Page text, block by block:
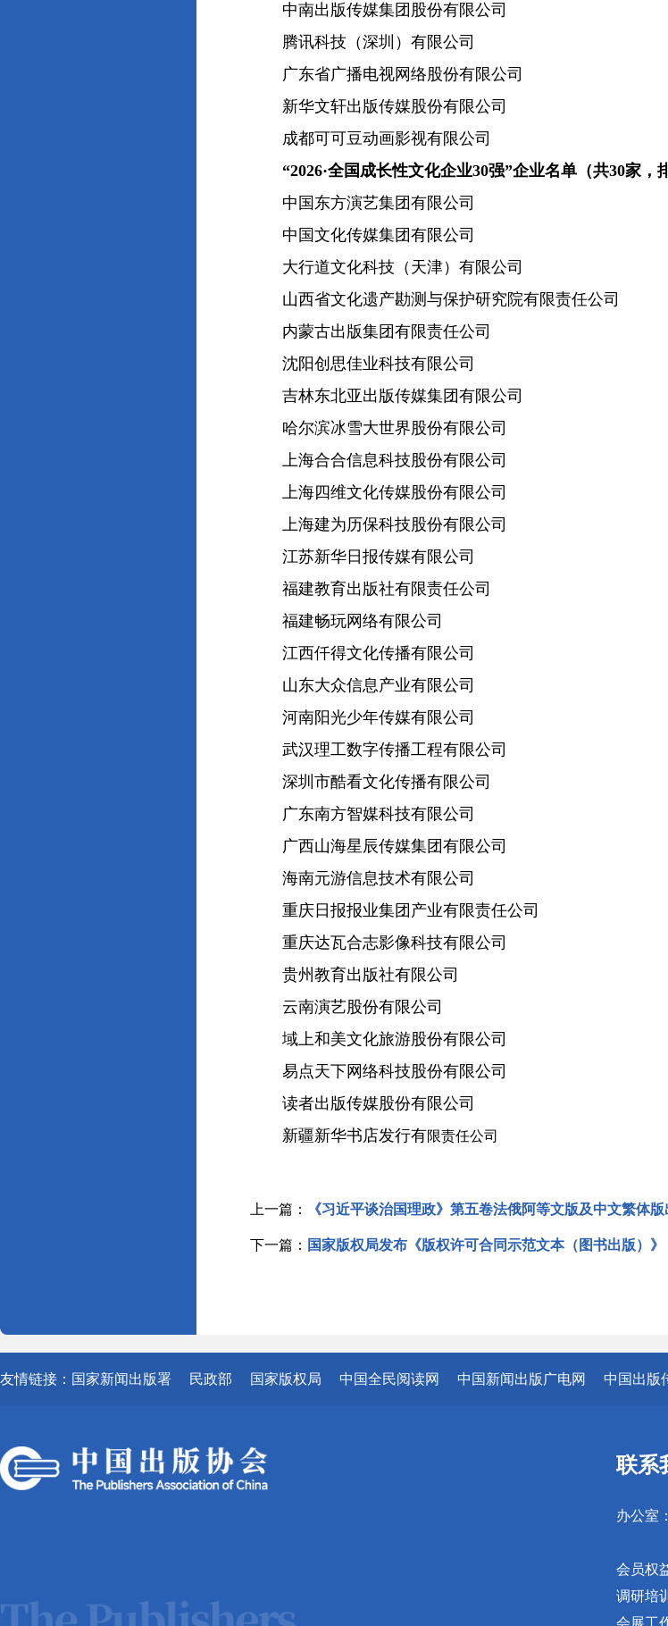
中南出版传媒集团股份有限公司
腾讯科技（深圳）有限公司
广东省广播电视网络股份有限公司
新华文轩出版传媒股份有限公司
成都可可豆动画影视有限公司
“2026·全国成长性文化企业30强”企业名单（共30家，
中国东方演艺集团有限公司
中国文化传媒集团有限公司
大行道文化科技（天津）有限公司
山西省文化遗产勘测与保护研究院有限责任公司
内蒙古出版集团有限责任公司
沈阳创思佳业科技有限公司
吉林东北亚出版传媒集团有限公司
哈尔滨冰雪大世界股份有限公司
上海合合信息科技股份有限公司
上海四维文化传媒股份有限公司
上海建为历保科技股份有限公司
江苏新华日报传媒有限公司
福建教育出版社有限责任公司
福建畅玩网络有限公司
江西仟得文化传播有限公司
山东大众信息产业有限公司
河南阳光少年传媒有限公司
武汉理工数字传播工程有限公司
深圳市酷看文化传播有限公司
广东南方智媒科技有限公司
广西山海星辰传媒集团有限公司
海南元游信息技术有限公司
重庆日报报业集团产业有限责任公司
重庆达瓦合志影像科技有限公司
贵州教育出版社有限公司
云南演艺股份有限公司
域上和美文化旅游股份有限公司
易点天下网络科技股份有限公司
读者出版传媒股份有限公司
新疆新华书店发行有限责任公司
上一篇： 《习近平谈治国理政》第五卷法俄阿等文版及中文繁体
下一篇： 国家版权局发布《版权许可合同示范文本（图书出版）》
友情链接： 国家新闻出版署 民政部 国家版权局 中国全民阅读网 中国新闻出版广电网 中国出版
联系
办公室
010-
会员权
调研培
会展工